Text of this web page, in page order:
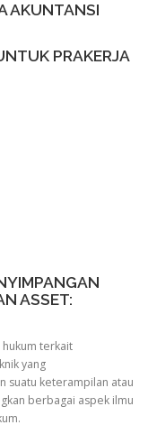
AKUNTANSI
PRAKERJA
ASSET:
hukum terkait
yang
suatu keterampilan atau
berbagai aspek ilmu